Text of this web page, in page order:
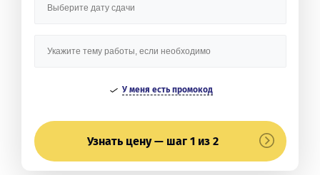
У меня есть промокод
Узнать цену — шаг 1 из 2